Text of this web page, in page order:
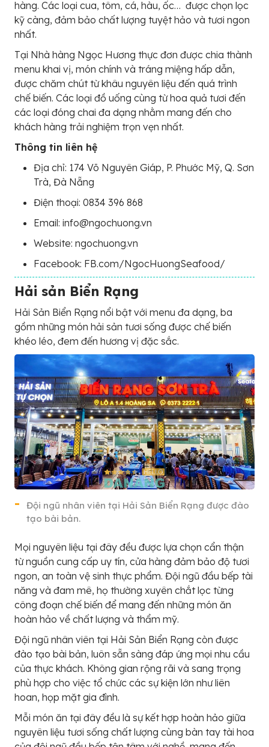
hàng. Các loại cua, tôm, cá, hàu, ốc… được chọn lọc
kỹ càng, đảm bảo chất lượng tuyệt hảo và tươi ngon
nhất.
Tại Nhà hàng Ngọc Hương thực đơn được chia thành
menu khai vị, món chính và tráng miệng hấp dẫn,
được chăm chút từ khâu nguyên liệu đến quá trình
chế biến. Các loại đồ uống cùng từ hoa quả tươi đến
các loại đóng chai đa dạng nhằm mang đến cho
khách hàng trải nghiệm trọn vẹn nhất.
Thông tin liên hệ
Địa chỉ: 174 Võ Nguyên Giáp, P. Phước Mỹ, Q. Sơn
Trà, Đà Nẵng
Điện thoại: 0834 396 868
Email: info@ngochuong.vn
Website: ngochuong.vn
Facebook: FB.com/NgocHuongSeafood/
Hải sản Biển Rạng
Hải Sản Biển Rạng nổi bật với menu đa dạng, ba
gồm những món hải sản tươi sống được chế biến
khéo léo, đem đến hương vị đặc sắc.
Đội ngũ nhân viên tại Hải Sản Biển Rạng được đào
tạo bài bản.
Mọi nguyên liệu tại đây đều được lựa chọn cẩn thận
từ nguồn cung cấp uy tín, cửa hàng đảm bảo độ tươi
ngon, an toàn vệ sinh thực phẩm. Đội ngũ đầu bếp tài
năng và đam mê, họ thường xuyên chắt lọc từng
công đoạn chế biến để mang đến những món ăn
hoàn hảo về chất lượng và thẩm mỹ.
Đội ngũ nhân viên tại Hải Sản Biển Rạng còn được
đào tạo bài bản, luôn sẵn sàng đáp ứng mọi nhu cầu
của thực khách. Không gian rộng rãi và sang trọng
phù hợp cho việc tổ chức các sự kiện lớn như liên
hoan, họp mặt gia đình.
Mỗi món ăn tại đây đều là sự kết hợp hoàn hảo giữa
nguyên liệu tươi sống chất lượng cùng bàn tay tài hoa